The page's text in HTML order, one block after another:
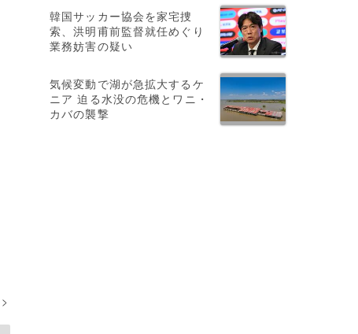
>
韓国サッカー協会を家宅捜
索、洪明甫前監督就任めぐり
業務妨害の疑い
気候変動で湖が急拡大するケ
ニア 迫る水没の危機とワニ・
カバの襲撃